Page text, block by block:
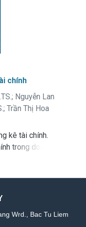
chính
; Nguyễn Lan
; Trần Thị Hoa
kê tài chính.
trong doanh
trường chứng
Wrd., Bac Tu Liem